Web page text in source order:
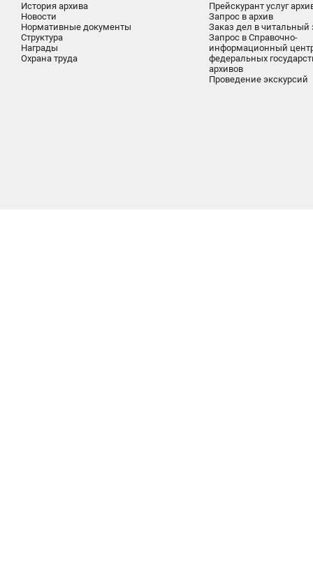
История архива
Новости
Нормативные документы
Структура
Награды
Охрана труда
Прейскурант услуг
Запрос в архив
Заказ дел в читальный
Запрос в Справочно-
информационный
федеральных
архивов
Проведение экскурсий